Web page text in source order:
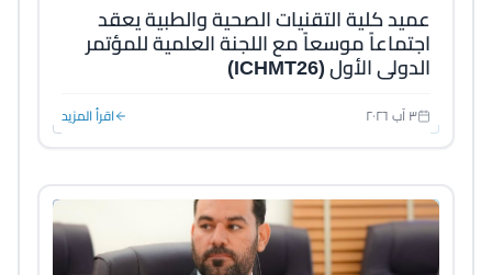
عميد كلية التقنيات الصحية والطبية يعقد
اجتماعاً موسعاً مع اللجنة العلمية للمؤتمر
الدولي الأول (ICHMT26)
٣ آب ٢٠٢٦ اقرأ المزيد